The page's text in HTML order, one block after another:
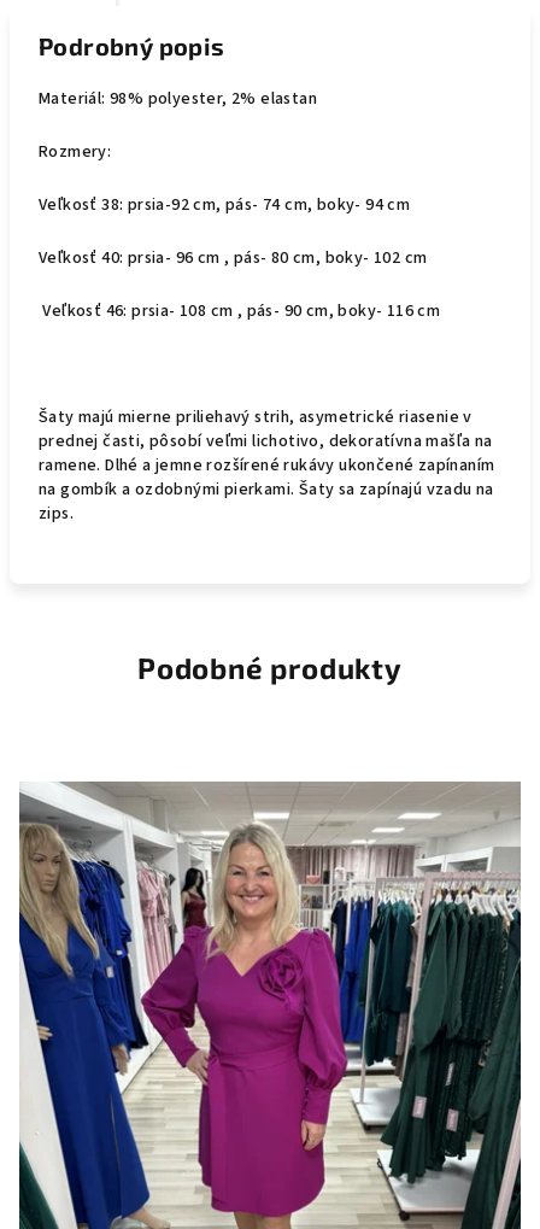
Podrobný popis
Materiál: 98% polyester, 2% elastan
Rozmery:
Veľkosť 38: prsia-92 cm, pás- 74 cm, boky- 94 cm
Veľkosť 40: prsia- 96 cm , pás- 80 cm, boky- 102 cm
Veľkosť 46: prsia- 108 cm , pás- 90 cm, boky- 116 cm
Šaty majú mierne priliehavý strih, asymetrické riasenie v
prednej časti, pôsobí veľmi lichotivo, dekoratívna mašľa na
ramene. Dlhé a jemne rozšírené rukávy ukončené zapínaním
na gombík a ozdobnými pierkami. Šaty sa zapínajú vzadu na
zips.
Podobné produkty